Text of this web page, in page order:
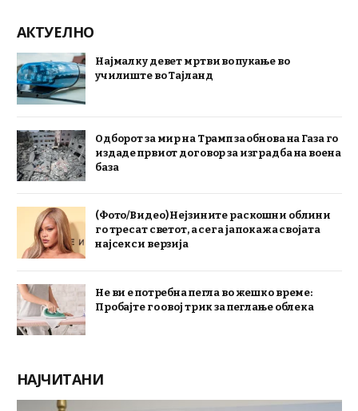
АКТУЕЛНО
Најмалку девет мртви во пукање во
училиште во Тајланд
Одборот за мир на Трамп за обнова на Газа го
издаде првиот договор за изградба на воена
база
(Фото/Видео) Нејзините раскошни облини
го тресат светот, а сега ја покажа својата
најсекси верзија
Не ви е потребна пегла во жешко време:
Пробајте го овој трик за пеглање облека
НАЈЧИТАНИ